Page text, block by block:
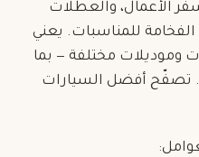
الأعمال، والعطلات
الفخامة للمناسبات. يعني
وموديلات مختلفة — بما
أفضل السيارات